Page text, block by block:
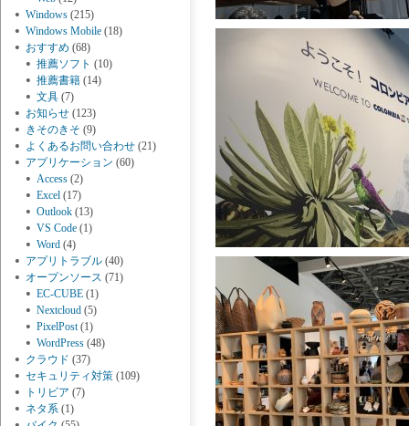
Windows (215)
Windows Mobile (18)
おすすめ (68)
推薦ソフト (10)
推薦書籍 (14)
文具 (7)
お知らせ (123)
きそのきそ (9)
よくあるお問い合わせ (21)
アプリケーション (60)
Access (2)
Excel (17)
Outlook (13)
VS Code (1)
Word (4)
アプリトラブル (40)
オープンソース (71)
EC-CUBE (1)
Nextcloud (5)
PixelPost(1)
WordPress (48)
クラウド (37)
セキュリティ対策 (109)
トリビア (7)
ネタ系 (1)